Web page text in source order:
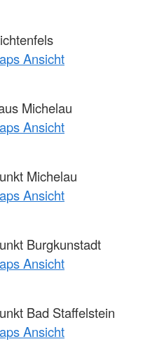
Ansicht
Michelau
Ansicht
Michelau
Ansicht
Burgkunstadt
Ansicht
Bad Staffelstein
Ansicht